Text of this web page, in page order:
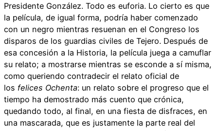
Presidente González. Todo es euforia. Lo cierto es que
la película, de igual forma, podría haber comenzado
con un negro mientras resuenan en el Congreso los
disparos de los guardias civiles de Tejero. Después de
esa concesión a la Historia, la película juega a camuflar
su relato; a mostrarse mientras se esconde a sí misma,
como queriendo contradecir el relato oficial de
los felices Ochenta: un relato sobre el progreso que el
tiempo ha demostrado más cuento que crónica,
quedando todo, al final, en una fiesta de disfraces, en
una mascarada, que es justamente la parte real del